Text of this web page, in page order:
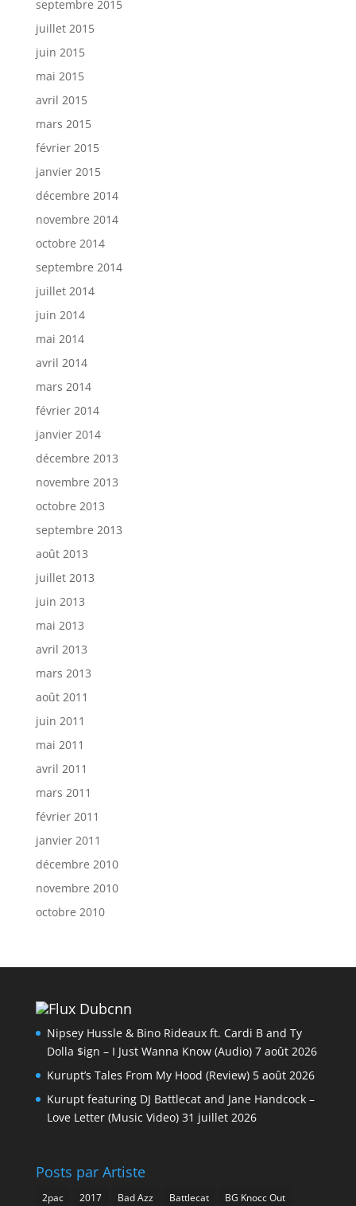
septembre 2015
juillet 2015
juin 2015
mai 2015
avril 2015
mars 2015
février 2015
janvier 2015
décembre 2014
novembre 2014
octobre 2014
septembre 2014
juillet 2014
juin 2014
mai 2014
avril 2014
mars 2014
février 2014
janvier 2014
décembre 2013
novembre 2013
octobre 2013
septembre 2013
août 2013
juillet 2013
juin 2013
mai 2013
avril 2013
mars 2013
août 2011
juin 2011
mai 2011
avril 2011
mars 2011
février 2011
janvier 2011
décembre 2010
novembre 2010
octobre 2010
Dubcnn
Nipsey Hussle & Bino Rideaux ft. Cardi B and Ty
Dolla $ign – I Just Wanna Know (Audio) 7 août 2026
Kurupt’s Tales From My Hood (Review) 5 août 2026
Kurupt featuring DJ Battlecat and Jane Handcock –
Love Letter (Music Video) 31 juillet 2026
Posts par Artiste
2pac 2017 Bad Azz Battlecat
BG Knocc Out